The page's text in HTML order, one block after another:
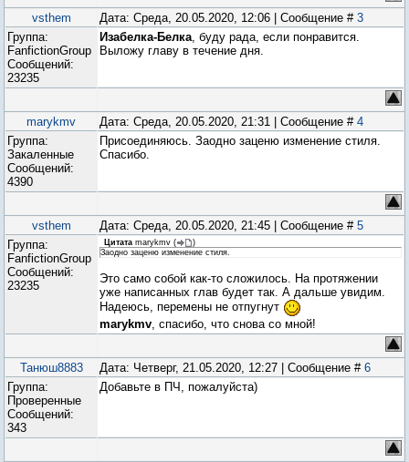
vsthem Дата: Среда, 20.05.2020, 12:06 | Сообщение # 3
Группа:
FanfictionGroup
Сообщений:
23235
Изабелка-Белка, буду рада, если понравится.
Выложу главу в течение дня.
marykmv Дата: Среда, 20.05.2020, 21:31 | Сообщение # 4
Группа:
Закаленные
Сообщений:
4390
Присоединяюсь. Заодно заценю изменение стиля.
Спасибо.
vsthem Дата: Среда, 20.05.2020, 21:45 | Сообщение # 5
Группа:
FanfictionGroup
Сообщений:
23235
Цитата marykmv (
)
Заодно заценю изменение стиля.
Это само собой как-то сложилось. На протяжении
уже написанных глав будет так. А дальше увидим.
Надеюсь, перемены не отпугнут
marykmv, спасибо, что снова со мной!
Танюш8883 Дата: Четверг, 21.05.2020, 12:27 | Сообщение # 6
Группа:
Проверенные
Сообщений:
343
Добавьте в ПЧ, пожалуйста)